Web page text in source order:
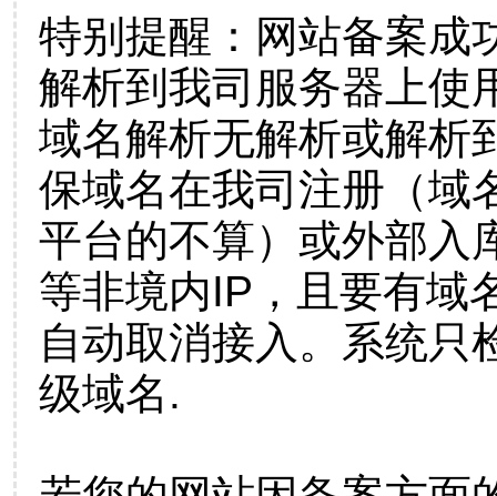
特别提醒：网站备案成
解析到我司服务器上使
域名解析无解析或解析
保域名在我司注册（域
平台的不算）或外部入
等非境内IP，且要有域
自动取消接入。系统只
级域名.